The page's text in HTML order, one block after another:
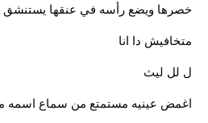
خصرها ويضع رأسه في عنقها يستنشق
متخافيش دا انا
ل لل ليث
اغمض عينيه مستمتع من سماع اسمه